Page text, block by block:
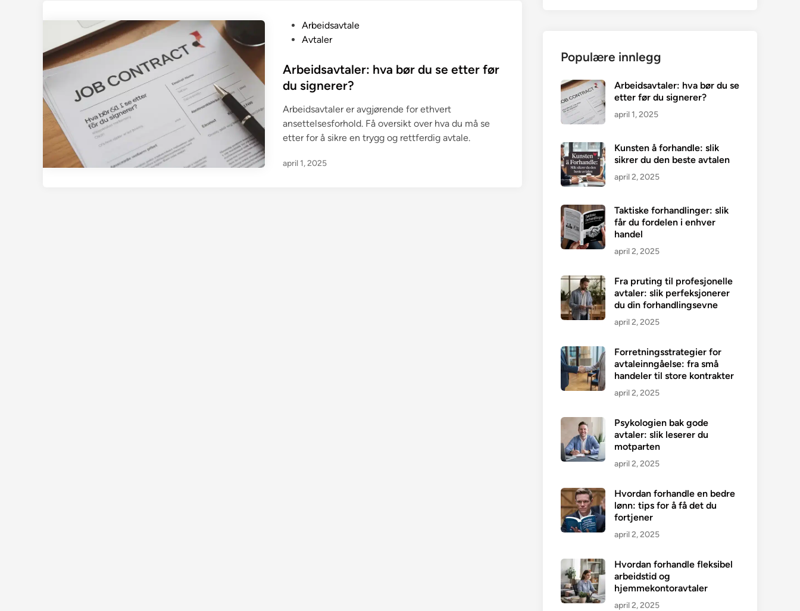
t
e
i
n
Arbeidsavtale
Avtaler
Arbeidsavtaler: hva bør du se etter før
du signerer?
Arbeidsavtaler er avgjørende for ethvert
ansettelsesforhold. Få oversikt over hva du må se
etter for å sikre en trygg og rettferdig avtale.
april 1, 2025
Populære innlegg
Arbeidsavtaler: hva bør du se
etter før du signerer?
april 1, 2025
Kunsten å forhandle: slik
sikrer du den beste avtalen
april 2, 2025
Taktiske forhandlinger: slik
får du fordelen i enhver
handel
april 2, 2025
Fra pruting til profesjonelle
avtaler: slik perfeksjonerer
du din forhandlingsevne
april 2, 2025
Forretningsstrategier for
avtaleinngåelse: fra små
handeler til store kontrakter
april 2, 2025
Psykologien bak gode
avtaler: slik leserer du
motparten
april 2, 2025
Hvordan forhandle en bedre
lønn: tips for å få det du
fortjener
april 2, 2025
Hvordan forhandle fleksibel
arbeidstid og
hjemmekontoravtaler
april 2, 2025